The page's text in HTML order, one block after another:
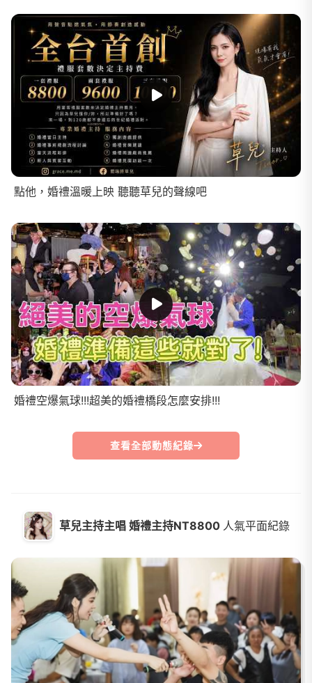
草兒主持主唱 婚禮主持NT8800 人氣平面紀錄
點他，婚禮溫暖上映 聽聽草兒的聲線吧
婚禮空爆氣球!!!超美的婚禮橋段怎麼安排!!!
查看全部動態紀錄